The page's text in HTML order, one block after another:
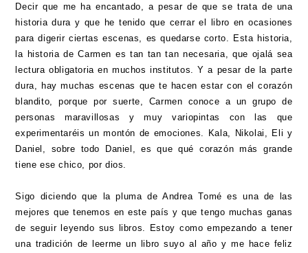
Decir que me ha encantado, a pesar de que se trata de una
historia dura y que he tenido que cerrar el libro en ocasiones
para digerir ciertas escenas, es quedarse corto. Esta historia,
la historia de Carmen es tan tan tan necesaria, que ojalá sea
lectura obligatoria en muchos institutos. Y a pesar de la parte
dura, hay muchas escenas que te hacen estar con el corazón
blandito, porque por suerte, Carmen conoce a un grupo de
personas maravillosas y muy variopintas con las que
experimentaréis un montón de emociones. Kala, Nikolai, Eli y
Daniel, sobre todo Daniel, es que qué corazón más grande
tiene ese chico, por dios.
Sigo diciendo que la pluma de Andrea Tomé es una de las
mejores que tenemos en este país y que tengo muchas ganas
de seguir leyendo sus libros. Estoy como empezando a tener
una tradición de leerme un libro suyo al año y me hace feliz